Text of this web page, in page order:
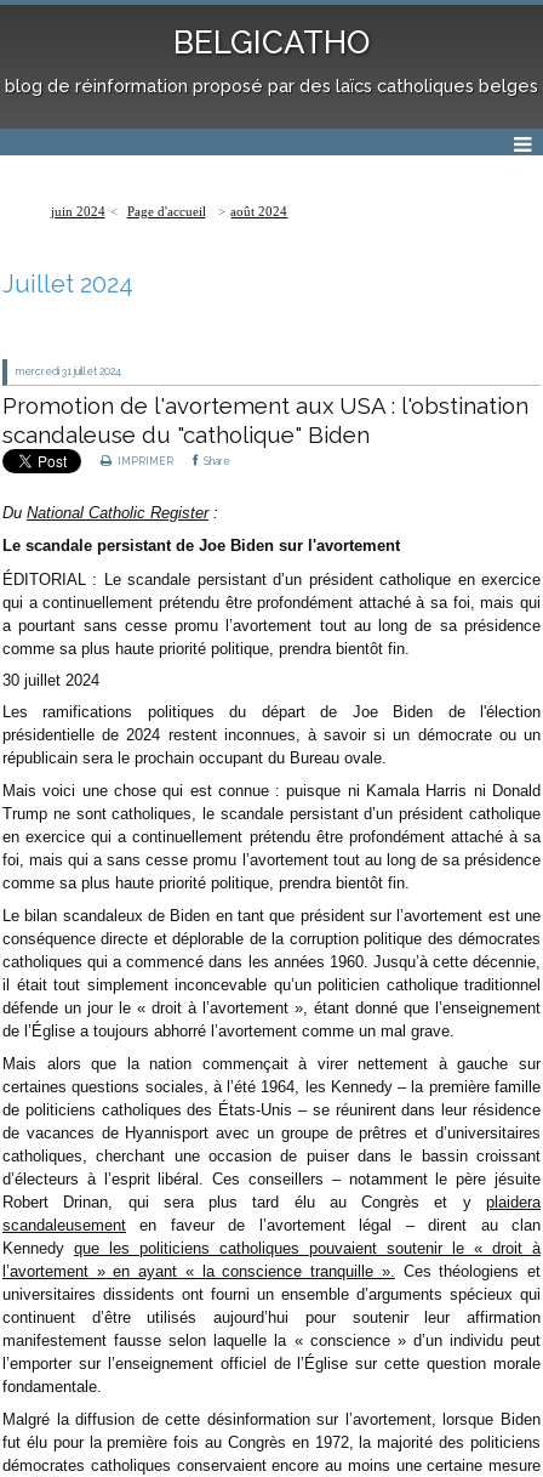
BELGICATHO
blog de réinformation proposé par des laïcs catholiques belges
juin 2024 Page d'accueil août 2024
Juillet 2024
mercredi 31 juillet 2024
Promotion de l'avortement aux USA : l'obstination
scandaleuse du "catholique" Biden
IMPRIMER Share
Du National Catholic Register:
Le scandale persistant de Joe Biden sur l'avortement
ÉDITORIAL : Le scandale persistant d’un président catholique en exercice
qui a continuellement prétendu être profondément attaché à sa foi, mais qui
a pourtant sans cesse promu l’avortement tout au long de sa présidence
comme sa plus haute priorité politique, prendra bientôt fin.
30 juillet 2024
Les ramifications politiques du départ de Joe Biden de l'élection
présidentielle de 2024 restent inconnues, à savoir si un démocrate ou un
républicain sera le prochain occupant du Bureau ovale.
Mais voici une chose qui est connue : puisque ni Kamala Harris ni Donald
Trump ne sont catholiques, le scandale persistant d’un président catholique
en exercice qui a continuellement prétendu être profondément attaché à sa
foi, mais qui a sans cesse promu l’avortement tout au long de sa présidence
comme sa plus haute priorité politique, prendra bientôt fin.
Le bilan scandaleux de Biden en tant que président sur l’avortement est une
conséquence directe et déplorable de la corruption politique des démocrates
catholiques qui a commencé dans les années 1960. Jusqu’à cette décennie,
il était tout simplement inconcevable qu’un politicien catholique traditionnel
défende un jour le « droit à l’avortement », étant donné que l’enseignement
de l’Église a toujours abhorré l’avortement comme un mal grave.
Mais alors que la nation commençait à virer nettement à gauche sur
certaines questions sociales, à l’été 1964, les Kennedy – la première famille
de politiciens catholiques des États-Unis – se réunirent dans leur résidence
de vacances de Hyannisport avec un groupe de prêtres et d’universitaires
catholiques, cherchant une occasion de puiser dans le bassin croissant
d’électeurs à l’esprit libéral. Ces conseillers – notamment le père jésuite
Robert Drinan, qui sera plus tard élu au Congrès et y plaidera
scandaleusement en faveur de l’avortement légal – dirent au clan
Kennedy que les politiciens catholiques pouvaient soutenir le « droit à
l’avortement » en ayant « la conscience tranquille ». Ces théologiens et
universitaires dissidents ont fourni un ensemble d’arguments spécieux qui
continuent d’être utilisés aujourd’hui pour soutenir leur affirmation
manifestement fausse selon laquelle la « conscience » d’un individu peut
l’emporter sur l’enseignement officiel de l’Église sur cette question morale
fondamentale.
Malgré la diffusion de cette désinformation sur l’avortement, lorsque Biden
fut élu pour la première fois au Congrès en 1972, la majorité des politiciens
démocrates catholiques conservaient encore au moins une certaine mesure